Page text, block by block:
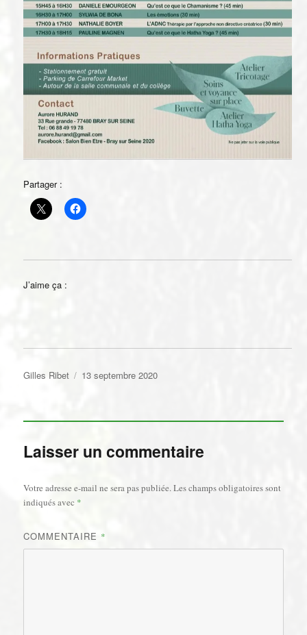
Partager :
J’aime ça :
Auteur
Gilles Ribet
Publié
13 septembre 2020
Laisser un commentaire
Votre adresse e-mail ne sera pas publiée.Les champs obligatoires sont
indiqués avec *
COMMENTAIRE *